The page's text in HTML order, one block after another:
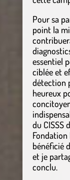
Pour sa
point la
essentiel
ciblée et
détection
heureux
du CISSS
Fondation
bénéficié
et je
conclu.